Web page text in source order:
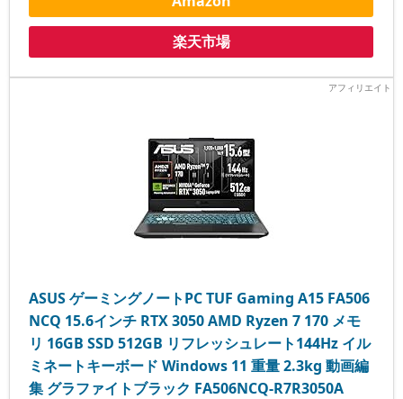
楽天市場
ASUS ゲーミングノートPC TUF Gaming A15 FA506
NCQ 15.6インチ RTX 3050 AMD Ryzen 7 170 メモ
リ 16GB SSD 512GB リフレッシュレート144Hz イル
ミネートキーボード Windows 11 重量 2.3kg 動画編
集 グラファイトブラック FA506NCQ-R7R3050A